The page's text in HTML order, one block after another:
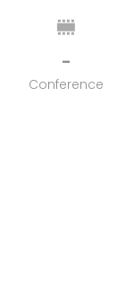
-
Conference